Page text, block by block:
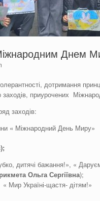
Днем
дотримання
заходів, приурочених
заходів:
« Міжнародний День Миру»
);
дитячі бажання!», «
Ольга Сергіївна);
Мир Україні-щастя- дітям!»